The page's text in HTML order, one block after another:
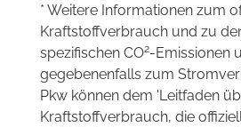
* Weitere Informationen zum
Kraftstoffverbrauch und zu
spezifischen CO2-Emissionen
gegebenenfalls zum
Pkw können dem 'Leitfaden
Kraftstoffverbrauch, die